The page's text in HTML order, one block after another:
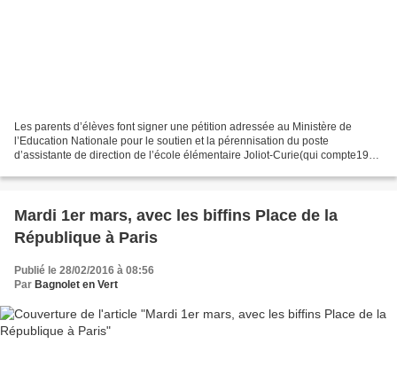
Les parents d’élèves font signer une pétition adressée au Ministère de
l’Education Nationale pour le soutien et la pérennisation du poste
d’assistante de direction de l’école élémentaire Joliot-Curie(qui compte19
https://www.change.org/p/minist%C3%A8re-de-l-%C3%A9ducation-
direction-%C3%A9cole-joliot-curie-bagnolet?
recruiter=52613041&utm_source=share_petition&utm_medium=facebook&u
tm_campaign=share_for_starters_page&utm_term=des-md-no_src-
Mardi 1er mars, avec les biffins Place de la
République à Paris
Publié le 28/02/2016 à 08:56
Par Bagnolet en Vert